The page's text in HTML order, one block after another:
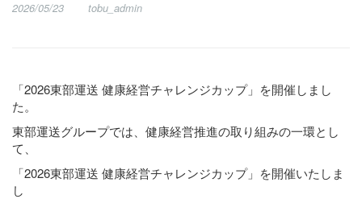
2026/05/23 tobu_admin
「2026東部運送 健康経営チャレンジカップ」を開催しまし
た。
東部運送グループでは、健康経営推進の取り組みの一環とし
て、
「2026東部運送 健康経営チャレンジカップ」を開催いたしま
し